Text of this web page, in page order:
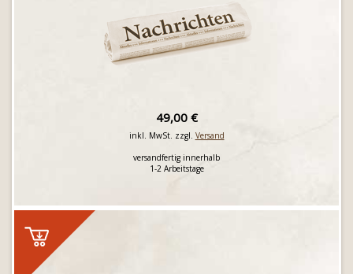
49,00 €
inkl. MwSt. zzgl. Versand
versandfertig innerhalb
1-2 Arbeitstage